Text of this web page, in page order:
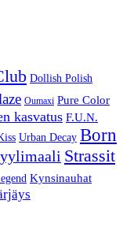
Dollish Polish
Oumaxi Pure Color
kasvatus F.U.N.
Urban Decay Born
Strassit
Kynsinauhat